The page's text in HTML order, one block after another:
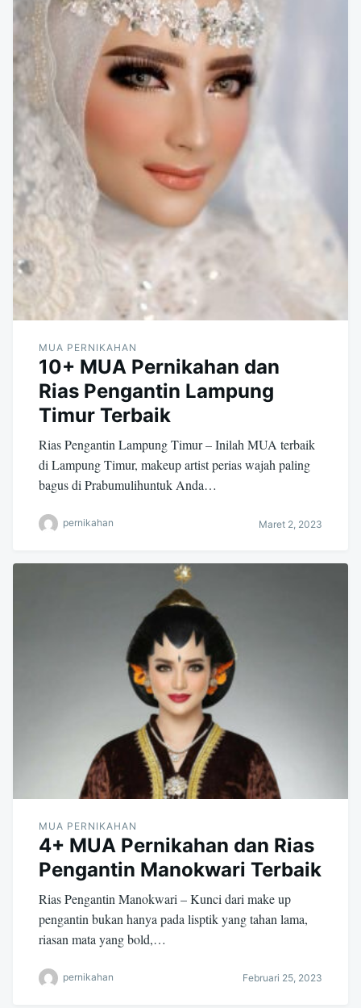
MUA PERNIKAHAN
10+ MUA Pernikahan dan
Rias Pengantin Lampung
Timur Terbaik
Rias Pengantin Lampung Timur – Inilah MUA terbaik
di Lampung Timur, makeup artist perias wajah paling
bagus di Prabumulihuntuk Anda…
pernikahan Maret 2, 2023
MUA PERNIKAHAN
4+ MUA Pernikahan dan Rias
Pengantin Manokwari Terbaik
Rias Pengantin Manokwari – Kunci dari make up
pengantin bukan hanya pada lisptik yang tahan lama,
riasan mata yang bold,…
pernikahan Februari 25, 2023